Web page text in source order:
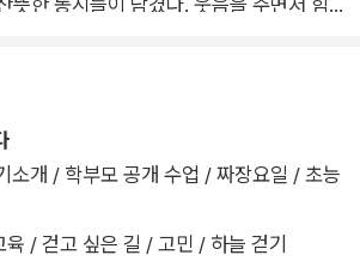
은 “익숙한 것 같은데 낯설고, 흔한 것 같
같은데 새롭다.”(이안) 평범한 일상 속 한
서도, 그 장면에서 주목받지 못할 법한 것
다. 짜장면을 먹은 아이의 콧잔등에 생긴
장요일」), 세수를 하고 난 아이가 “씻겨 준”
소개 / 학부모 공개 수업 / 짜장요일 / 초능
/ 걷고 싶은 길 / 고민 / 하늘 걷기